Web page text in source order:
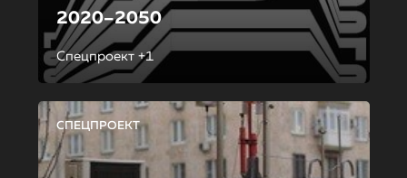
2020–2050
Спецпроект +1
СПЕЦПРОЕКТ